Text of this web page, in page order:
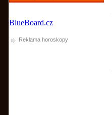
BlueBoard.cz
Reklama horoskopy